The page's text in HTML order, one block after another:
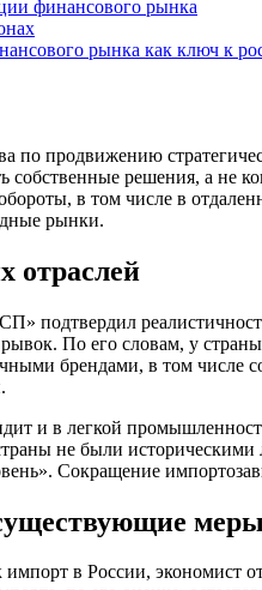
финансового рынка
рынка как ключ к
по продвижению
собственные решения, а не
в том числе в
рынки.
отраслей
подтвердил
По его словам, у
брендами, в том числе
и в легкой
не были
Сокращение
в России, экономист